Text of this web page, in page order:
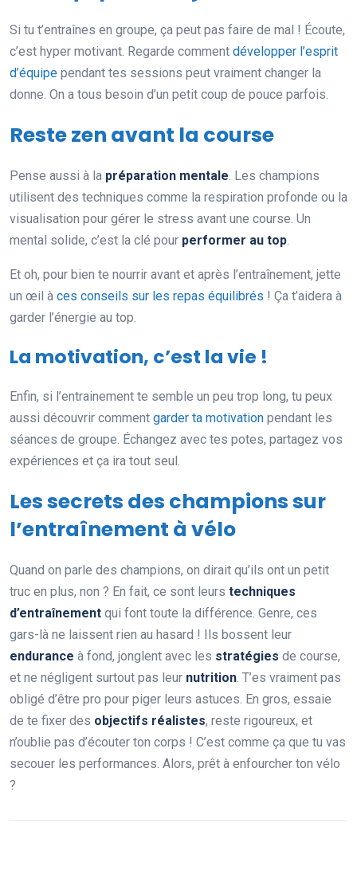
Si tu t’entraînes en groupe, ça peut pas faire de mal ! Écoute,
c’est hyper motivant. Regarde comment développer l’esprit
d’équipe pendant tes sessions peut vraiment changer la
donne. On a tous besoin d’un petit coup de pouce parfois.
Reste zen avant la course
Pense aussi à la préparation mentale . Les champions
utilisent des techniques comme la respiration profonde ou la
visualisation pour gérer le stress avant une course. Un
mental solide, c’est la clé pour performer au top
Et oh, pour bien te nourrir avant et après l’entraînement, jette
un œil à ces conseils sur les repas équilibrés ! Ça t’aidera à
garder l’énergie au top.
La motivation, c’est la vie !
Enfin, si l’entrainement te semble un peu trop long, tu peux
aussi découvrir comment garder ta motivation pendant les
séances de groupe. Échangez avec tes potes, partagez vos
expériences et ça ira tout seul.
Les secrets des champions sur
l’entraînement à vélo
Quand on parle des champions, on dirait qu’ils ont un petit
truc en plus, non ? En fait, ce sont leurs techniques
d’entraînement qui font toute la différence. Genre, ces
gars-là ne laissent rien au hasard ! Ils bossent leur
endurance à fond, jonglent avec les stratégies de course,
et ne négligent surtout pas leur nutrition . T’es vraiment pas
obligé d’être pro pour piger leurs astuces. En gros, essaie
de te fixer des objectifs réalistes, reste rigoureux, et
n’oublie pas d’écouter ton corps ! C’est comme ça que tu vas
secouer les performances. Alors, prêt à enfourcher ton vélo
?